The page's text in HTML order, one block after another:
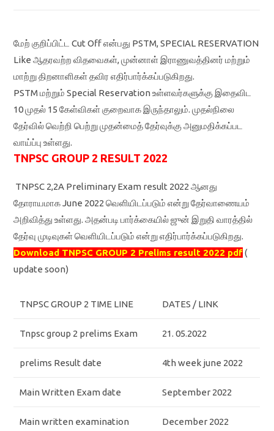
மேற் குறிப்பிட்ட Cut Off என்பது PSTM, SPECIAL RESERVATION
Like ஆதரவற்ற விதவைகள், முன்னாள் இராணுவத்தினர் மற்றும்
மாற்று திறனாளிகள் தவிர எதிர்பார்க்கப்படுகிறது.
PSTM மற்றும் Special Reservation உள்ளவர்களுக்கு இதைவிட
10 முதல் 15 கேள்விகள் குறைவாக இருந்தாலும். முதல்நிலை
தேர்வில் வெற்றி பெற்று முதன்மைத் தேர்வுக்கு அனுமதிக்கப்பட
வாய்ப்பு உள்ளது.
TNPSC GROUP 2 RESULT 2022
TNPSC 2,2A Preliminary Exam result 2022 ஆனது
தோராயமாக June 2022 வெளியிடப்படும் என்று தேர்வாணையம்
அறிவித்து உள்ளது. அதன்படி பார்க்கையில் ஜுன் இறுதி வாரத்தில்
தேர்வு முடிவுகள் வெளியிடப்படும் என்று எதிர்பார்க்கப்படுகிறது.
Download TNPSC GROUP 2 Prelims result 2022 pdf(
update soon)
TNPSC GROUP 2 TIME LINE DATES / LINK
Tnpsc group 2 prelims Exam 21. 05.2022
prelims Result date 4th week june 2022
Main Written Exam date September 2022
Main written examination
December 2022